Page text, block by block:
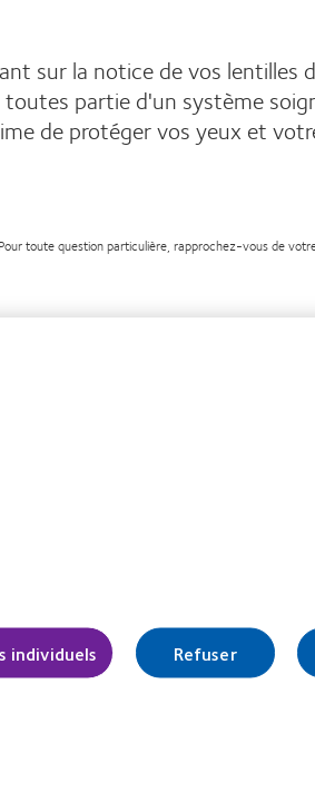
sur la notice de vos lentilles
partie d'un système
de protéger vos yeux et
toute question particulière, rapprochez-vous de
:
individuels Refuser